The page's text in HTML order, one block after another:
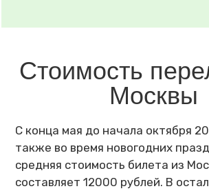
Стоимость
Москвы
С конца мая до начала октября
также во время новогодних
средняя стоимость билета из
составляет 12000 рублей. В